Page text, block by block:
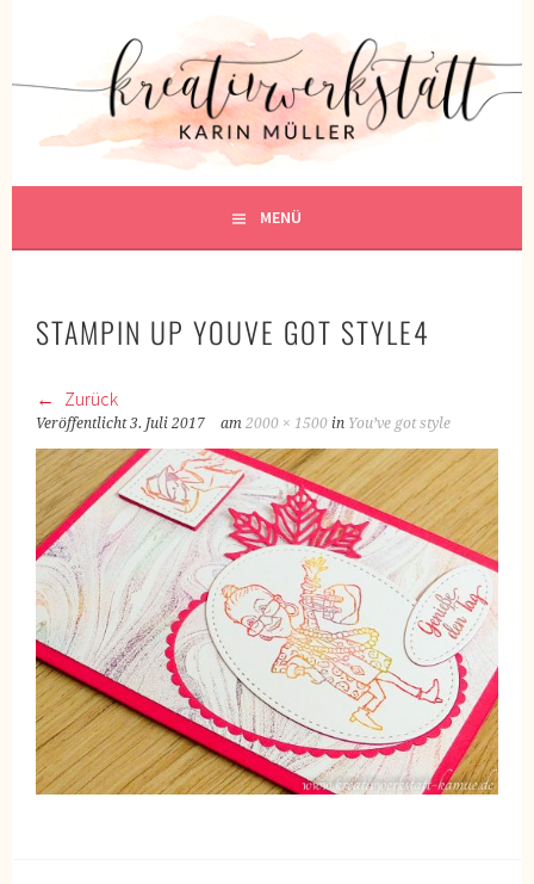
KREATIVWERKSTATT
KREATIV SEIN
MENÜ
STAMPIN UP YOUVE GOT STYLE4
Zurück
Veröffentlicht3. Juli 2017 am2000 × 1500 in You’ve got style